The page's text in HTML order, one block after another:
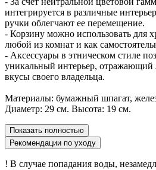
интегрируется в различные
ручки облегчают ее перемещение.
- Корзину можно использовать для
любой из комнат и как
- Аксессуары в этническом стиле
уникальный интерьер, отражающий
вкусы своего владельца.
Материалы: бумажный шпагат,
Диаметр: 29 см. Высота: 19 см.
Показать полностью
Рекомендации по уходу
! В случае попадания воды,